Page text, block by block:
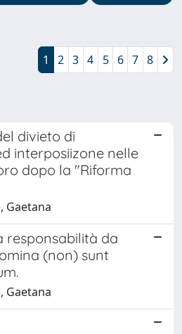
1 2 3 4 5 6 7 8
divieto di
interposiizone nelle
dopo la "Riforma
Gaetana
responsabilità da
(non) sunt
Gaetana